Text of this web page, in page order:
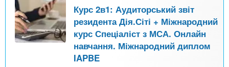
Курс 2в1: Аудиторський звіт
резидента Дія.Сіті + Міжнародний
курс Спеціаліст з МСА. Онлайн
навчання. Міжнародний диплом
IAPBE